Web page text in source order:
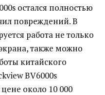
остался полностью
повреждений. В
работа не только
также можно
китайского
BV6000s
около 10 000